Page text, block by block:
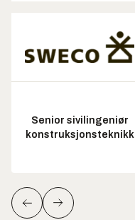
Senior sivilingeniør
konstruksjonsteknikk